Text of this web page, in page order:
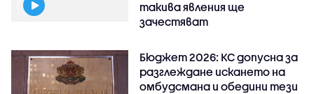
такива явления ще
зачестяват
Бюджет 2026: КС допусна за
разглеждане искането на
омбудсмана и обедини тези